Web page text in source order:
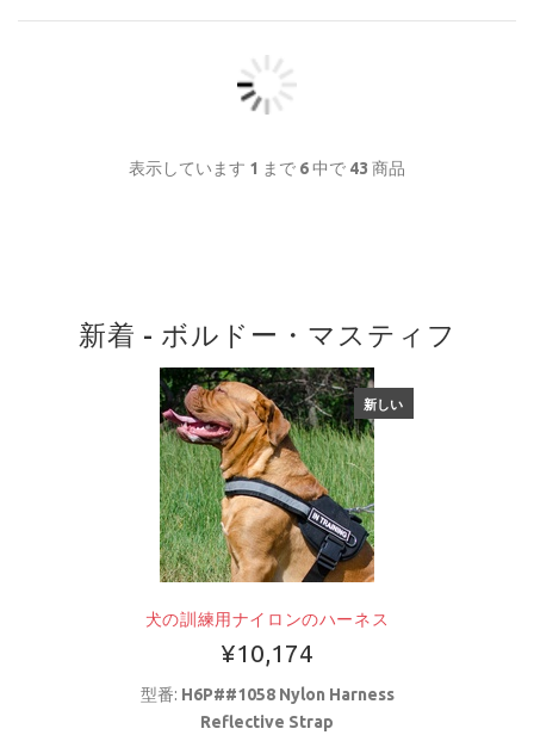
表示しています 1 まで 6中で 43 商品
新着 - ボルドー・マスティフ
新しい
犬の訓練用ナイロンのハーネス
¥10,174
型番: H6P##1058 Nylon Harness
Reflective Strap